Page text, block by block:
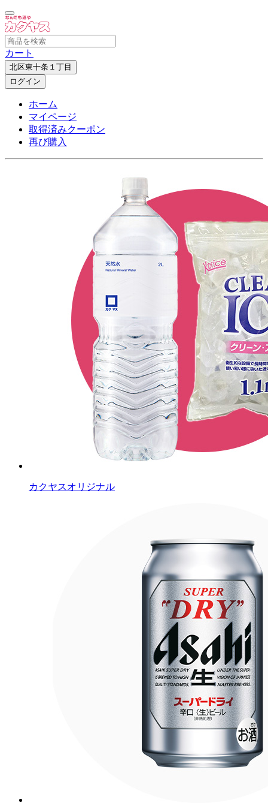
カート
北区東十条１丁目
ログイン
ホーム
マイページ
取得済みクーポン
再び購入
カクヤスオリジナル